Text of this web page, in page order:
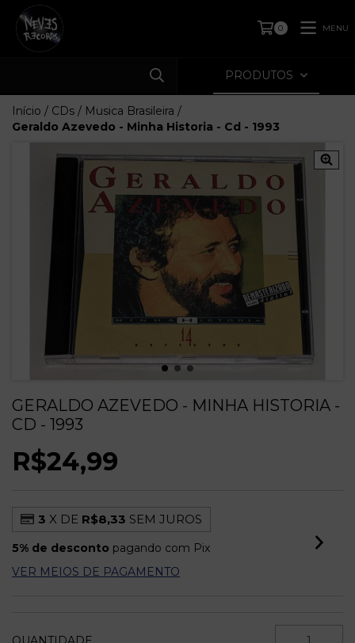
0 MENU
PRODUTOS
Início / CDs / Musica Brasileira /
Geraldo Azevedo - Minha Historia - Cd - 1993
GERALDO AZEVEDO - MINHA HISTORIA -
CD - 1993
R$24,99
3 X DE R$8,33 SEM JUROS
5% de desconto pagando com Pix
VER MEIOS DE PAGAMENTO